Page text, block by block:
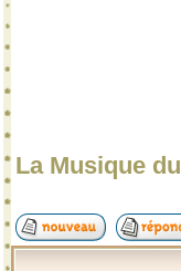
La Musique